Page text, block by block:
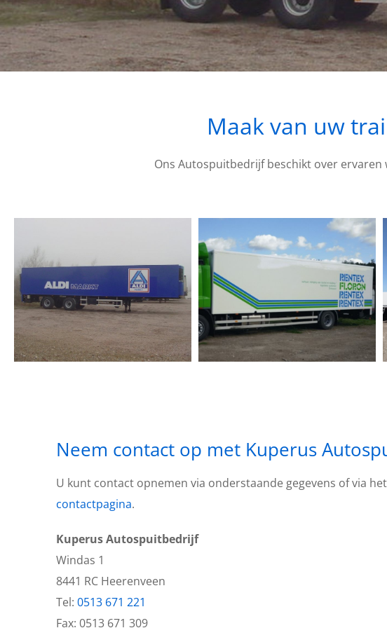
Maak van uw
Ons Autospuitbedrijf beschikt over
Neem contact op met Kuperus
U kunt contact opnemen via onderstaande gegevens of via
contactpagina.
Kuperus Autospuitbedrijf
Windas 1
8441 RC Heerenveen
Tel: 0513 671 221
Fax: 0513 671 309